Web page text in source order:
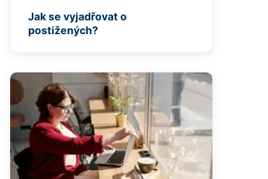
Jak se vyjadřovat o
postižených?